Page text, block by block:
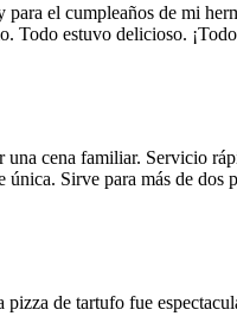
para el cumpleaños de mi
Todo estuvo delicioso.
cena familiar. Servicio
Sirve para más de dos
de tartufo fue